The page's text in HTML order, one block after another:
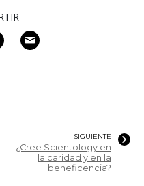
SIGUIENTE
¿Cree Scientology en
la caridad y en la
beneficencia?